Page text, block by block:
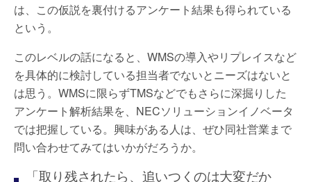
は、この仮説を裏付けるアンケート結果も得られている
という。
このレベルの話になると、WMSの導入やリプレイスなど
を具体的に検討している担当者でないとニーズはないと
は思う。WMSに限らずTMSなどでもさらに深掘りした
アンケート解析結果を、NECソリューションイノベータ
では把握している。興味がある人は、ぜひ同社営業まで
問い合わせてみてはいかがだろうか。
「取り残されたら、追いつくのは大変だか